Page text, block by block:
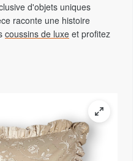
d'objets uniques
raconte une histoire
coussins de luxe et profitez